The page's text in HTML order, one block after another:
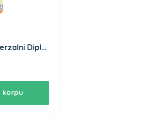
Diplo
korpu